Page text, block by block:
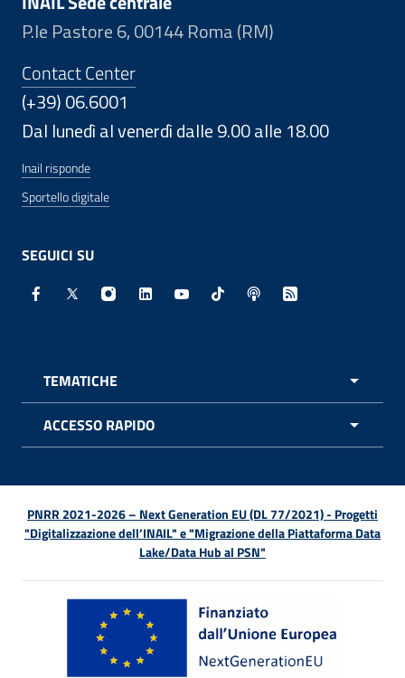
P.le Pastore 6, 00144 Roma (RM)
Contact Center
(+39) 06.6001
Dal lunedì al venerdì dalle 9.00 alle 18.00
Inail risponde
Sportello digitale
SEGUICI SU
Facebook - Sito esterno - Apertura in nuova finestra
X - Sito esterno - Apertura in nuova finestra
Instagram - Sito esterno - Apertura in
Linkedin - Sito esterno - Apertura in
Youtube - Sito esterno -
TikTok - Sito esterno -
Spreaker - Sito
Feed RSS -
TEMATICHE
ACCESSO RAPIDO
PNRR 2021-2026 – Next Generation EU (DL 77/2021) - Progetti
"Digitalizzazione dell’INAIL" e "Migrazione della Piattaforma Data
Lake/Data Hub al PSN"